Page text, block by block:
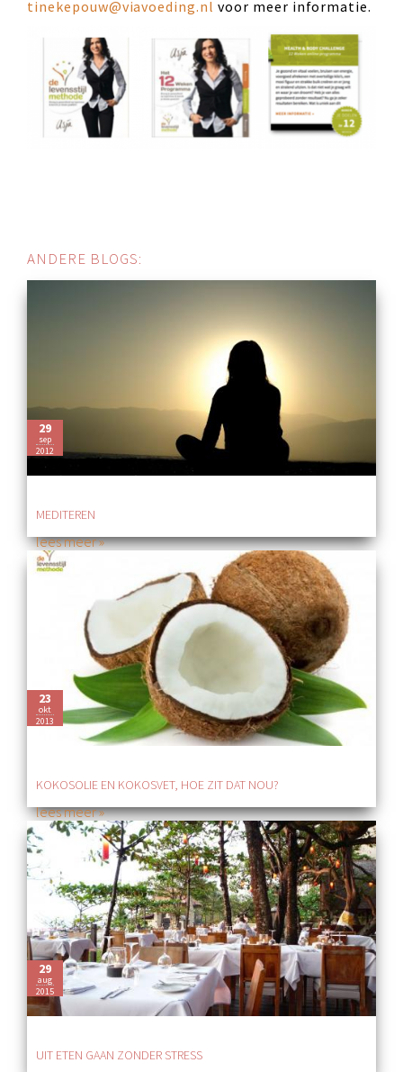
tinekepouw@viavoeding.nl voor meer informatie.
ANDERE BLOGS:
29
sep
2012
MEDITEREN
lees meer »
23
okt
2013
KOKOSOLIE EN KOKOSVET, HOE ZIT DAT NOU?
lees meer »
29
aug
2015
UIT ETEN GAAN ZONDER STRESS